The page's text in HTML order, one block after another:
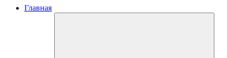
Главная